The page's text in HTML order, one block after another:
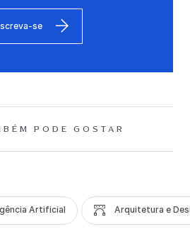
se
PODE GOSTAR
Artificial Arquitetura e